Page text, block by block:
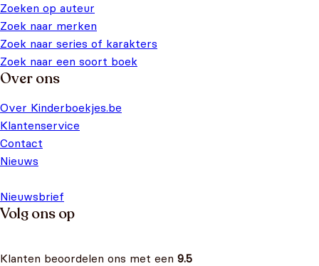
Zoeken op auteur
Zoek naar merken
Zoek naar series of karakters
Zoek naar een soort boek
Over ons
Over Kinderboekjes.be
Klantenservice
Contact
Nieuws
Nieuwsbrief
Volg ons op
Klanten beoordelen ons met een 9.5